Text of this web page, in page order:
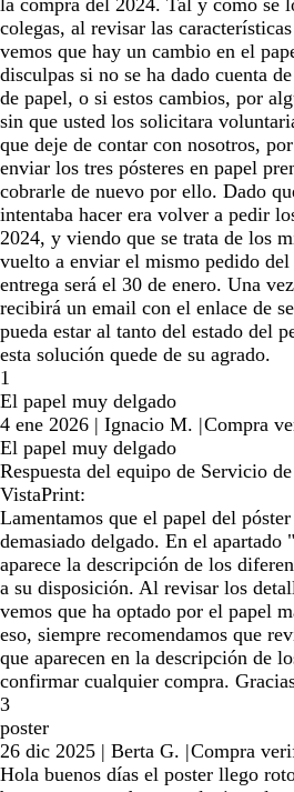
la compra del 2024. Tal y como se
colegas, al revisar las
vemos que hay un cambio en el
disculpas si no se ha dado cuenta
de papel, o si estos cambios, por
sin que usted los solicitara
que deje de contar con nosotros,
enviar los tres pósteres en papel
cobrarle de nuevo por ello. Dado
intentaba hacer era volver a pedir
2024, y viendo que se trata de los
vuelto a enviar el mismo pedido
entrega será el 30 de enero. Una
recibirá un email con el enlace de
pueda estar al tanto del estado del
esta solución quede de su agrado.
1
El papel muy delgado
4 ene 2026 | Ignacio M. |Compra
El papel muy delgado
Respuesta del equipo de Servicio
VistaPrint:
Lamentamos que el papel del
demasiado delgado. En el apartado
aparece la descripción de los
a su disposición. Al revisar los
vemos que ha optado por el papel
eso, siempre recomendamos que
que aparecen en la descripción de
confirmar cualquier compra.
3
poster
26 dic 2025 | Berta G. |Compra
Hola buenos días el poster llego